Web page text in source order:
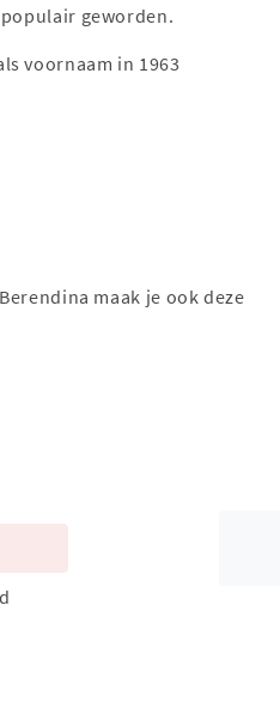
geworden.
voornaam in 1963
maak je ook deze